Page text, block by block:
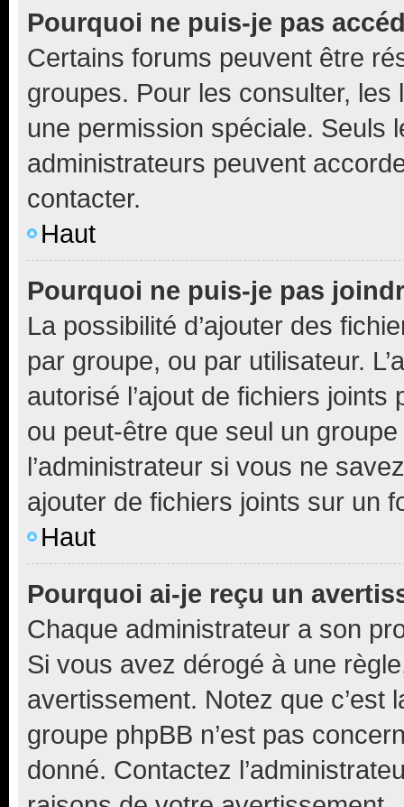
Pourquoi ne puis-je pas
Certains forums peuvent être
groupes. Pour les consulter,
une permission spéciale. Seuls
administrateurs peuvent
contacter.
Haut
Pourquoi ne puis-je pas
La possibilité d’ajouter des
par groupe, ou par utilisateur.
autorisé l’ajout de fichiers
ou peut-être que seul un
l’administrateur si vous ne
ajouter de fichiers joints sur un
Haut
Pourquoi ai-je reçu un
Chaque administrateur a son
Si vous avez dérogé à une
avertissement. Notez que c’est
groupe phpBB n’est pas
donné. Contactez